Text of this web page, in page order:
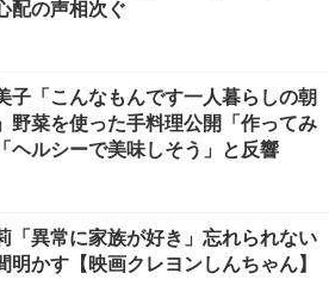
配の声相次ぐ
子「こんなもんです一人暮らしの朝
野菜を使った手料理公開「作ってみ
ヘルシーで美味しそう」と反響
「異常に家族が好き」忘れられない
明かす【映画クレヨンしんちゃん】